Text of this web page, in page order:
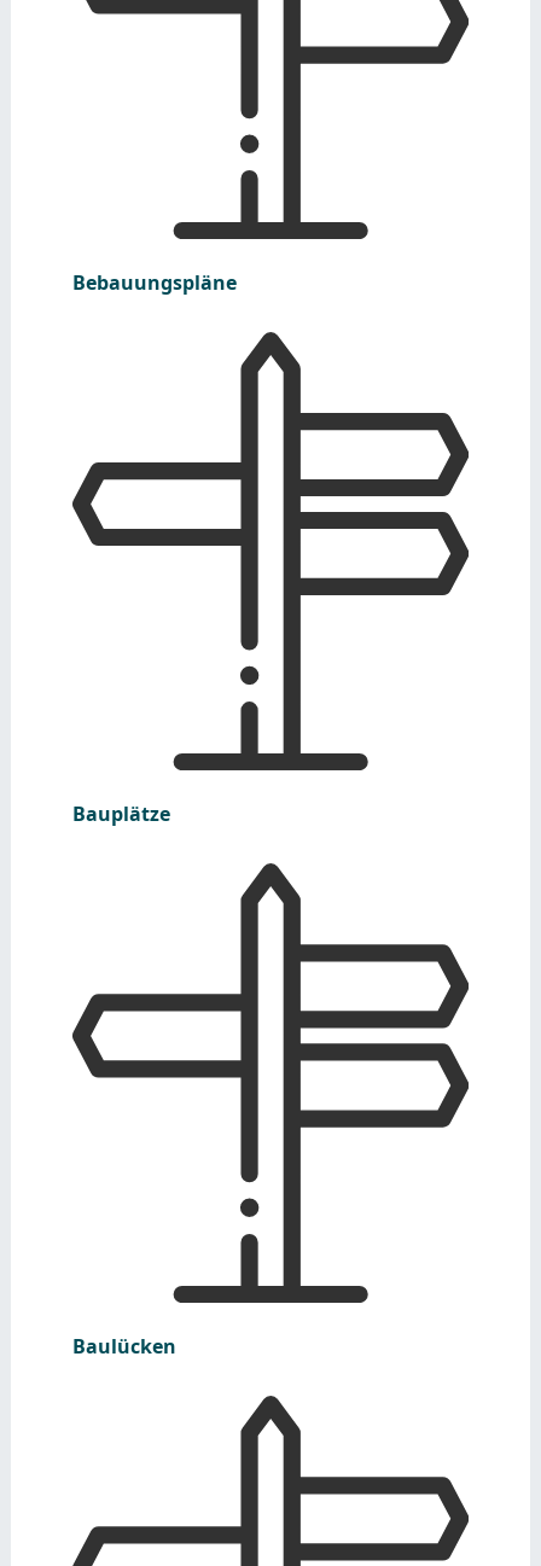
Bebauungspläne
Bauplätze
Baulücken